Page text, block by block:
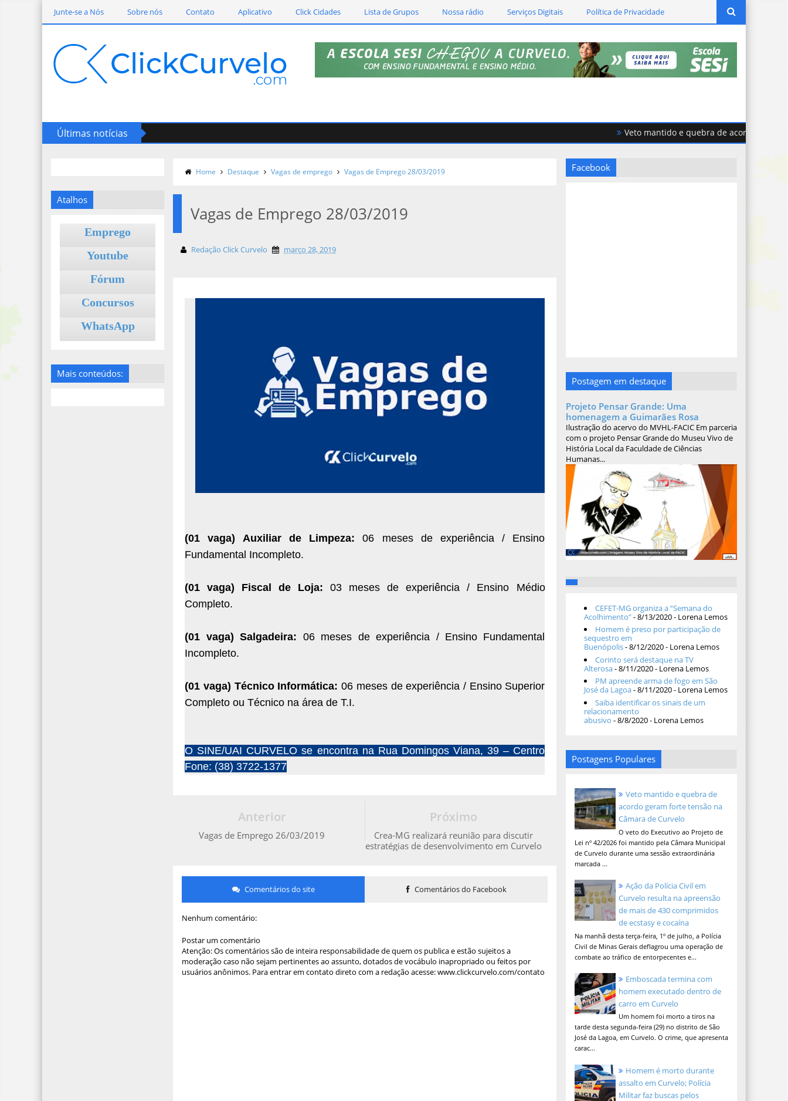
Junte-se a Nós Sobre nós Contato Aplicativo Click Cidades Lista de Grupos Nossa rádio Serviços Digitais Política de Privacidade
Últimas notícias Veto mantido e quebra de acordo geram
Atalhos
Emprego
Youtube
Fórum
Concursos
WhatsApp
Mais conteúdos:
Home Destaque Vagas de emprego Vagas de Emprego 28/03/2019
Vagas de Emprego 28/03/2019
Redação Click Curvelo março 28, 2019
(01 vaga) Auxiliar de Limpeza:06 meses de experiência / Ensino
Fundamental Incompleto.
(01 vaga) Fiscal de Loja:03 meses de experiência/ Ensino Médio
Completo.
(01 vaga) Salgadeira: 06 meses de experiência / Ensino Fundamental
Incompleto.
(01 vaga) Técnico Informática:06 meses deexperiência / Ensino Superior
Completo ou Técnico na área de T.I.
O SINE/UAI CURVELO se encontra na Rua Domingos Viana, 39 – Centro
Fone: (38) 3722-1377
Próximo
Crea-MG realizará reunião para discutir
estratégias de desenvolvimento em Curvelo
Anterior
Vagas de Emprego 26/03/2019
Comentários do site Comentários do Facebook
Nenhum comentário:
Postar um comentário
Atenção: Os comentários são de inteira responsabilidade de quem os publica e estão sujeitos a
moderação caso não sejam pertinentes ao assunto, dotados de vocábulo inapropriado ou feitos por
usuários anônimos. Para entrar em contato direto com a redação acesse: www.clickcurvelo.com/contato
Facebook
Postagem em destaque
Projeto Pensar Grande: Uma
homenagem a Guimarães Rosa
Ilustração do acervo do MVHL-FACIC Em parceria
com o projeto Pensar Grande do Museu Vivo de
História Local da Faculdade de Ciências
Humanas...
CEFET-MG organiza a “Semana do
Acolhimento”- 8/13/2020- Lorena Lemos
Homem é preso por participação de
sequestro em
Buenópolis- 8/12/2020- Lorena Lemos
Corinto será destaque na TV
Alterosa- 8/11/2020- Lorena Lemos
PM apreende arma de fogo em São
José da Lagoa- 8/11/2020- Lorena Lemos
Saiba identificar os sinais de um
relacionamento
abusivo - 8/8/2020- Lorena Lemos
Postagens Populares
Veto mantido e quebra de
acordo geram forte tensão na
Câmara de Curvelo
O veto do Executivo ao Projeto de
Lei nº 42/2026 foi mantido pela Câmara Municipal
de Curvelo durante uma sessão extraordinária
marcada ...
Ação da Polícia Civil em
Curvelo resulta na apreensão
de mais de 430 comprimidos
de ecstasy e cocaína
Na manhã desta terça-feira, 1º de julho, a Polícia
Civil de Minas Gerais deflagrou uma operação de
combate ao tráfico de entorpecentes e...
Emboscada termina com
homem executado dentro de
carro em Curvelo
Um homem foi morto a tiros na
tarde desta segunda-feira (29) no distrito de São
José da Lagoa, em Curvelo. O crime, que apresenta
carac...
Homem é morto durante
assalto em Curvelo; Polícia
Militar faz buscas pelos